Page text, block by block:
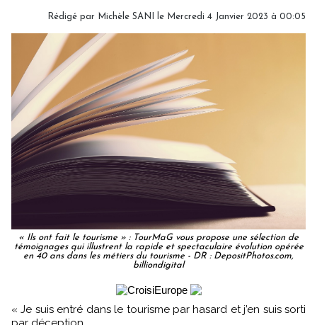
Rédigé par Michèle SANI le Mercredi 4 Janvier 2023 à 00:05
« Ils ont fait le tourisme » : TourMaG vous propose une sélection de
témoignages qui illustrent la rapide et spectaculaire évolution opérée
en 40 ans dans les métiers du tourisme - DR : DepositPhotos.com,
billiondigital
« Je suis entré dans le tourisme par hasard et j’en suis sorti